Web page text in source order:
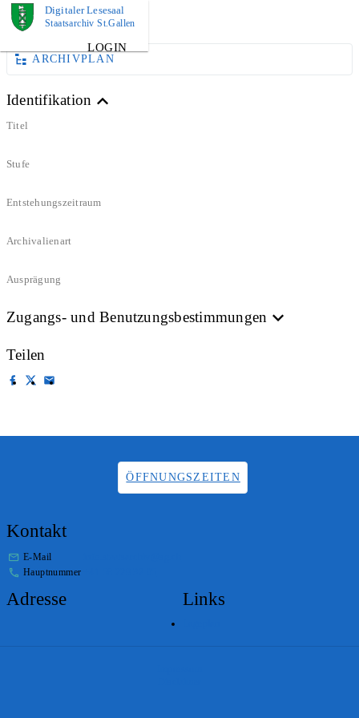
Digitaler Lesesaal
Staatsarchiv St.Gallen
LOGIN
DOKUMENT
ARCHIVPLAN
Identifikation
Titel
Stufe
Entstehungszeitraum
Archivalienart
Ausprägung
Zugangs- und Benutzungsbestimmungen
Teilen
ÖFFNUNGSZEITEN
Kontakt
E-Mail
Hauptnummer
Adresse Links